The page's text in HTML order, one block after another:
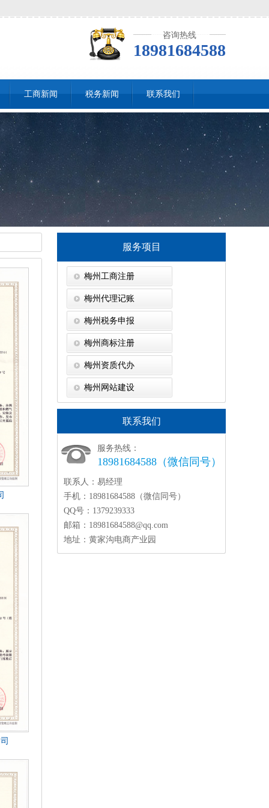
咨询热线
18981684588
工商新闻 税务新闻 联系我们
服务项目
梅州工商注册
梅州代理记账
梅州税务申报
梅州商标注册
梅州资质代办
梅州网站建设
联系我们
服务热线：
18981684588（微信同号）
联系人： 易经理
手机： 18981684588（微信同号）
QQ号： 1379239333
邮箱： 18981684588@qq.com
地址： 黄家沟电商产业园